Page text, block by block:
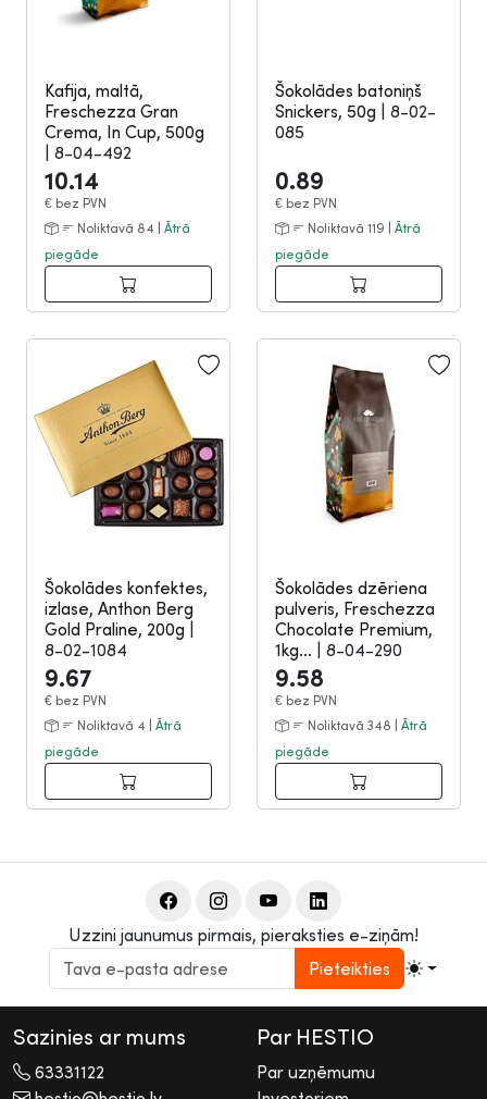
Kafija, maltā,
Freschezza Gran
Crema, In Cup, 500g
8-04-492
10.14
€ bez PVN
Noliktavā 84 | Ātrā
piegāde
Šokolādes batoniņš
Snickers, 50g
8-02-
085
0.89
€ bez PVN
Noliktavā 119 | Ātrā
piegāde
Šokolādes konfektes,
izlase, Anthon Berg
Gold Praline, 200g
8-02-1084
9.67
€ bez PVN
Noliktavā 4 | Ātrā
piegāde
Šokolādes dzēriena
pulveris, Freschezza
Chocolate Premium,
1kg...
8-04-290
9.58
€ bez PVN
Noliktavā 348 | Ātrā
piegāde
Uzzini jaunumus pirmais, pieraksties e-ziņām!
Pieteikties
Sazinies ar mums
63331122
Par HESTIO
Par uzņēmumu